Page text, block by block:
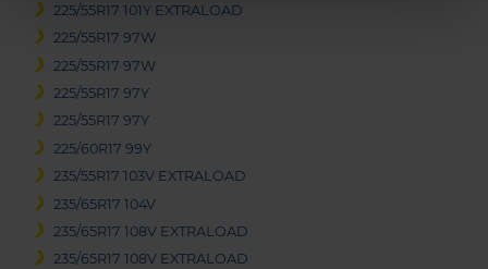
225/55R17 101Y EXTRALOAD
225/55R17 97W
225/55R17 97W
225/55R17 97Y
225/55R17 97Y
225/60R17 99Y
235/55R17 103V EXTRALOAD
235/65R17 104V
235/65R17 108V EXTRALOAD
235/65R17 108V EXTRALOAD